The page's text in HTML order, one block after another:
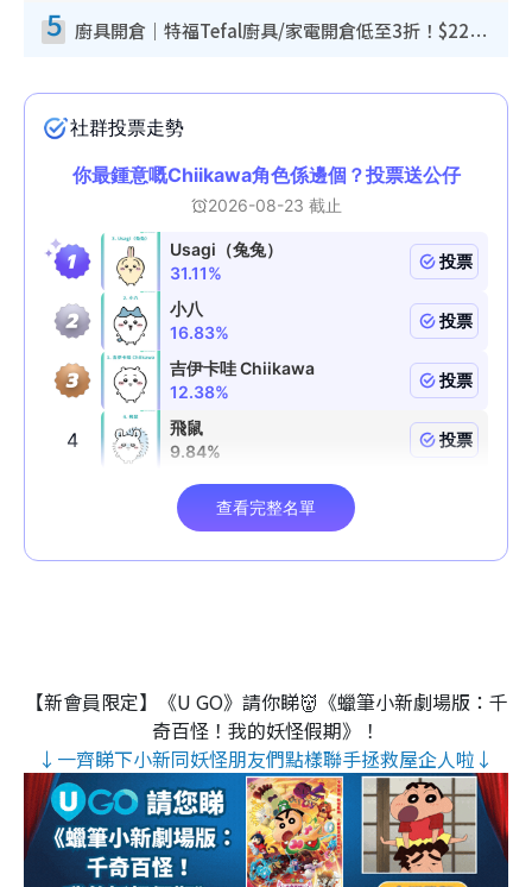
5 廚具開倉｜特福Tefal廚具/家電開倉低至3折！$220起買平底鍋/炒鑊/湯煲！電飯煲/吸塵機/燙斗$418起
【新會員限定】《U GO》請你睇👹《蠟筆小新劇場版：千
奇百怪！我的妖怪假期》！
↓一齊睇下小新同妖怪朋友們點樣聯手拯救屋企人啦↓